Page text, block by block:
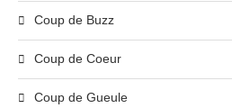
Coup de Buzz
Coup de Coeur
Coup de Gueule